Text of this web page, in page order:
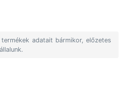
adatait bármikor, előzetes